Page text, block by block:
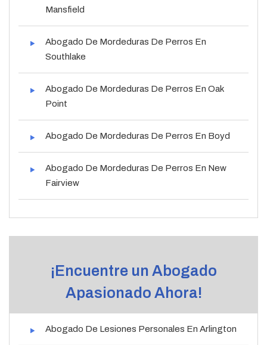
Mansfield
Abogado De Mordeduras De Perros En
Southlake
Abogado De Mordeduras De Perros En Oak
Point
Abogado De Mordeduras De Perros En Boyd
Abogado De Mordeduras De Perros En New
Fairview
¡Encuentre un Abogado
Apasionado Ahora!
Abogado De Lesiones Personales En Arlington